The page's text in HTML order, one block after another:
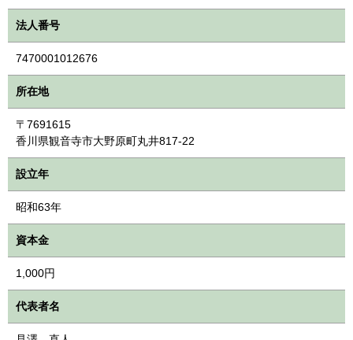
法人番号
7470001012676
所在地
〒7691615
香川県観音寺市大野原町丸井817-22
設立年
昭和63年
資本金
1,000円
代表者名